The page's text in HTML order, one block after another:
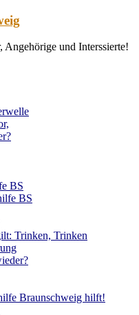
Angehörige und Interssierte!
BS
BS
Trinken, Trinken
Braunschweig hilft!